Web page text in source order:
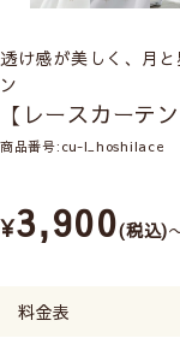
透け感が美しく、月
ン
【レースカーテ
商品番号 cu-l_hoshilace
¥3,900 税込
料金表